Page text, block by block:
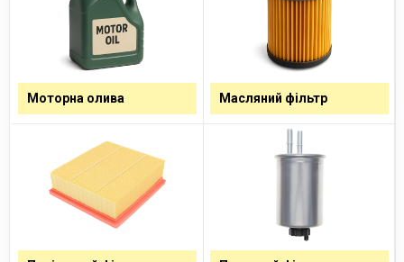
Моторна олива Масляний фільтр